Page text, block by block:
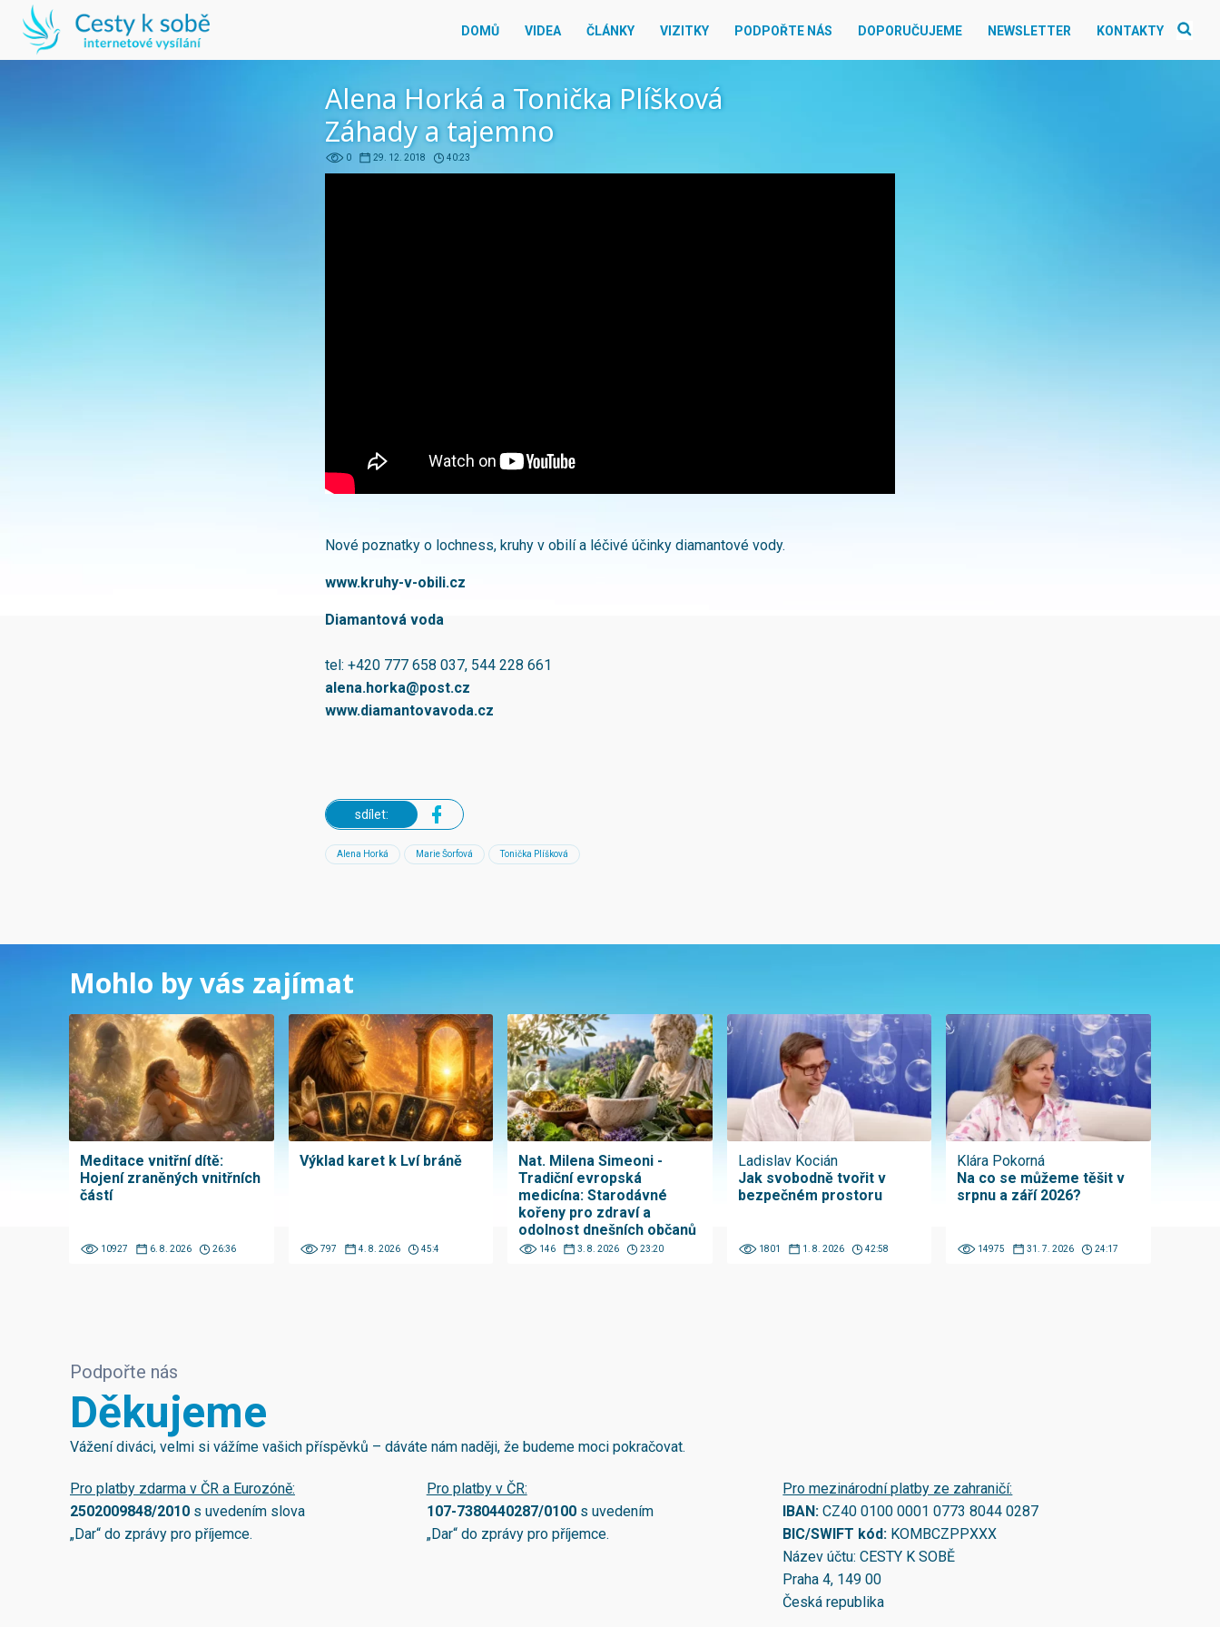
DOMŮ VIDEA ČLÁNKY VIZITKY PODPOŘTE NÁS DOPORUČUJEME NEWSLETTER KONTAKTY
Alena Horká a Tonička Plíšková
Záhady a tajemno
0 29. 12. 2018 40:23
Nové poznatky o lochness, kruhy v obilí a léčivé účinky diamantové vody.
www.kruhy-v-obili.cz
Diamantová voda
tel: +420 777 658 037, 544 228 661
alena.horka@post.cz
www.diamantovavoda.cz
sdílet:
Alena Horká Marie Šorfová Tonička Plíšková
Mohlo by vás zajímat
Meditace vnitřní dítě:
Hojení zraněných vnitřních
částí
10927 6. 8. 2026 26:36
Výklad karet k Lví bráně
797 4. 8. 2026 45:4
Nat. Milena Simeoni -
Tradiční evropská
medicína: Starodávné
kořeny pro zdraví a
odolnost dnešních občanů
146 3. 8. 2026 23:20
Ladislav Kocián
Jak svobodně tvořit v
bezpečném prostoru
1801 1. 8. 2026 42:58
Klára Pokorná
Na co se můžeme těšit v
srpnu a září 2026?
14975 31. 7. 2026 24:17
Podpořte nás
Děkujeme
Vážení diváci, velmi si vážíme vašich příspěvků – dáváte nám naději, že budeme moci pokračovat.
Pro platby zdarma v ČR a Eurozóně:
2502009848/2010 s uvedením slova
„Dar“ do zprávy pro příjemce.
Pro platby v ČR:
107-7380440287/0100s uvedením
„Dar“ do zprávy pro příjemce.
Pro mezinárodní platby ze zahraničí:
IBAN:CZ40 0100 0001 0773 8044 0287
BIC/SWIFT kód: KOMBCZPPXXX
Název účtu: CESTY K SOBĚ
Praha 4, 149 00
Česká republika